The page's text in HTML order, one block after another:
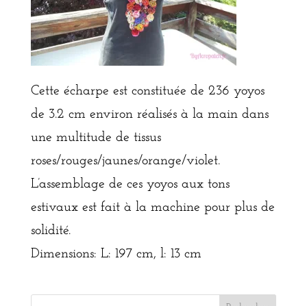
Cette écharpe est constituée de 236 yoyos
de 3.2 cm environ réalisés à la main dans
une multitude de tissus
roses/rouges/jaunes/orange/violet.
L’assemblage de ces yoyos aux tons
estivaux est fait à la machine pour plus de
solidité.
Dimensions: L: 197 cm, l: 13 cm